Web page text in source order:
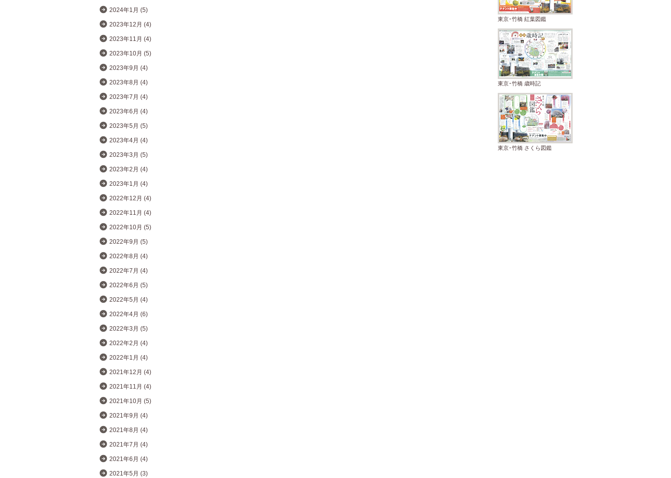
2024年1月 (5)
2023年12月 (4)
2023年11月 (4)
2023年10月 (5)
2023年9月 (4)
2023年8月 (4)
2023年7月 (4)
2023年6月 (4)
2023年5月 (5)
2023年4月 (4)
2023年3月 (5)
2023年2月 (4)
2023年1月 (4)
2022年12月 (4)
2022年11月 (4)
2022年10月 (5)
2022年9月 (5)
2022年8月 (4)
2022年7月 (4)
2022年6月 (5)
2022年5月 (4)
2022年4月 (6)
2022年3月 (5)
2022年2月 (4)
2022年1月 (4)
2021年12月 (4)
2021年11月 (4)
2021年10月 (5)
2021年9月 (4)
2021年8月 (4)
2021年7月 (4)
2021年6月 (4)
2021年5月 (3)
東京･竹橋 紅葉図鑑
東京･竹橋 歳時記
東京･竹橋 さくら図鑑